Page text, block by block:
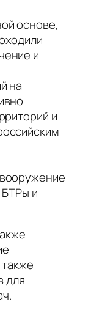
основе,
и
на
и
БТРы и
для